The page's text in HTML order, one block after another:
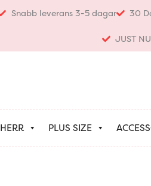
Snabb leverans 3-5 dagar 30
JUST
HERR PLUS SIZE